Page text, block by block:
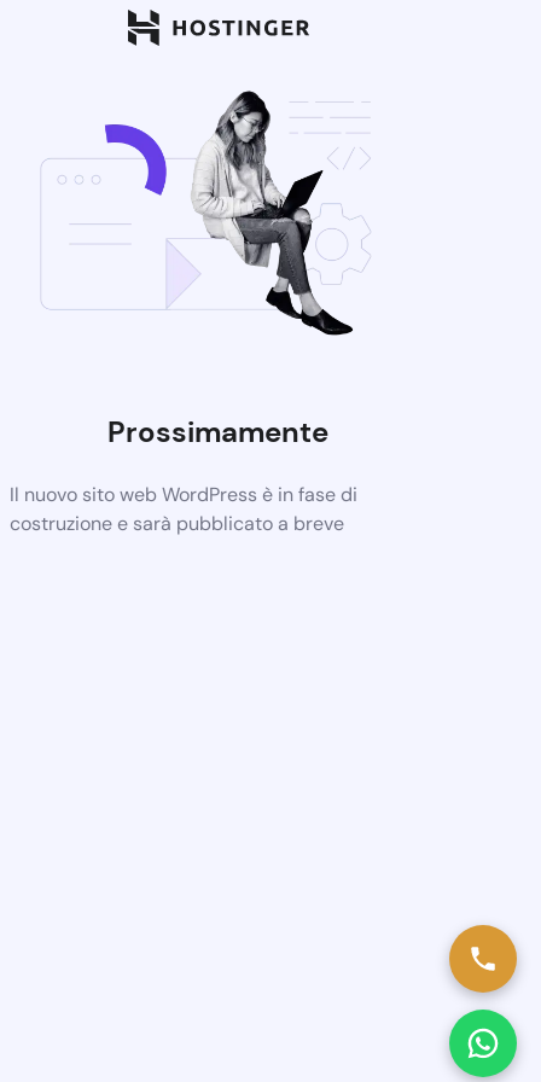
Prossimamente
Il nuovo sito web WordPress è in fase di
costruzione e sarà pubblicato a breve